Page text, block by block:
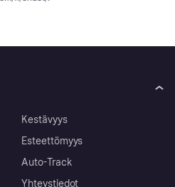
Kestävyys
Esteettömyys
Auto-Track
Yhteystiedot